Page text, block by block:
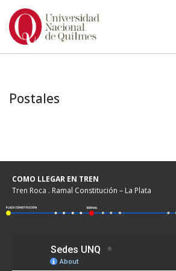
Ir
Postales
COMO LLEGAR EN TREN
Tren Roca . Ramal Constitución – La Plata